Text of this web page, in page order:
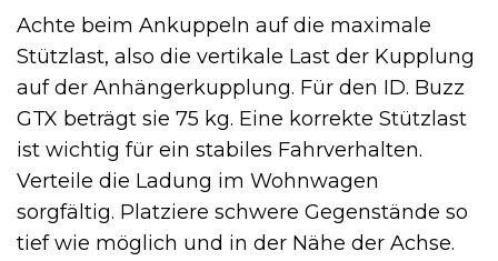
Achte beim Ankuppeln auf die maximale
Stützlast, also die vertikale Last der Kupplung
auf der Anhängerkupplung. Für den ID. Buzz
GTX beträgt sie 75 kg. Eine korrekte Stützlast
ist wichtig für ein stabiles Fahrverhalten.
Verteile die Ladung im Wohnwagen
sorgfältig. Platziere schwere Gegenstände so
tief wie möglich und in der Nähe der Achse.